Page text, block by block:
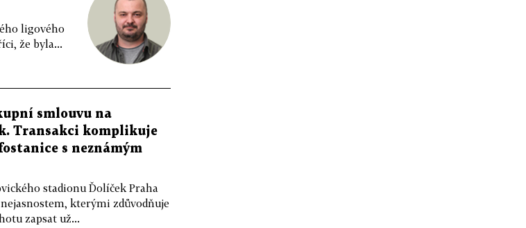
ligového
že byla...
smlouvu na
Transakci komplikuje
s neznámým
stadionu Ďolíček Praha
kterými zdůvodňuje
zapsat už...